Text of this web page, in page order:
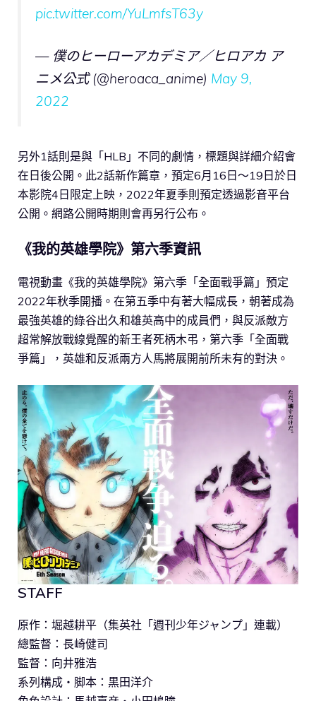
pic.twitter.com/YuLmfsT63y
— 僕のヒーローアカデミア／ヒロアカ ア
ニメ公式 (@heroaca_anime) May 9,
2022
另外1話則是與「HLB」不同的劇情，標題與詳細介紹會
在日後公開。此2話新作篇章，預定6月16日～19日於日
本影院4日限定上映，2022年夏季則預定透過影音平台
公開。網路公開時期則會再另行公布。
《我的英雄學院》第六季資訊
電視動畫《我的英雄學院》第六季「全面戰爭篇」預定
2022年秋季開播。在第五季中有著大幅成長，朝著成為
最強英雄的綠谷出久和雄英高中的成員們，與反派敵方
超常解放戰線覺醒的新王者死柄木弔，第六季「全面戰
爭篇」，英雄和反派兩方人馬將展開前所未有的對決。
STAFF
原作：堀越耕平（集英社「週刊少年ジャンプ」連載）
總監督：長崎健司
監督：向井雅浩
系列構成・脚本：黒田洋介